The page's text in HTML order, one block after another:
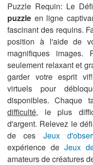
Puzzle Requin: Le
puzzle en ligne
fascinant des requins.
position à l'aide de
magnifiques
seulement relaxant et
garder votre esprit
virtuels pour
disponibles. Chaque
difficulté, le plus
d'argent. Relevez le
de ces Jeux
expérience de Jeux
amateurs de créatures